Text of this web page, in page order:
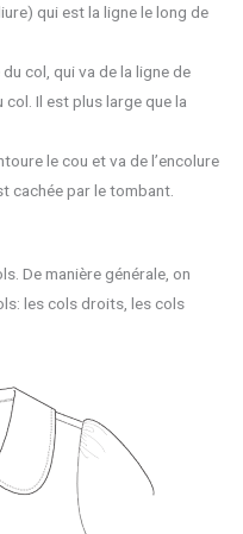
qui est la ligne le long de
col, qui va de la ligne de
col. Il est plus large que la
le cou et va de l’encolure
cachée par le tombant.
De manière générale, on
les cols droits, les cols